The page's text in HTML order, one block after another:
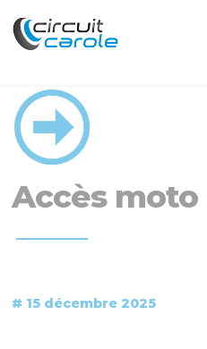
Accès
# 15 décembre 2025